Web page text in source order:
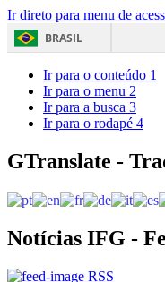
Ir direto para menu de
BRASIL
Ir para o conteúdo 1
Ir para o menu 2
Ir para a busca 3
Ir para o rodapé 4
GTranslate -
Notícias IFG -
RSS